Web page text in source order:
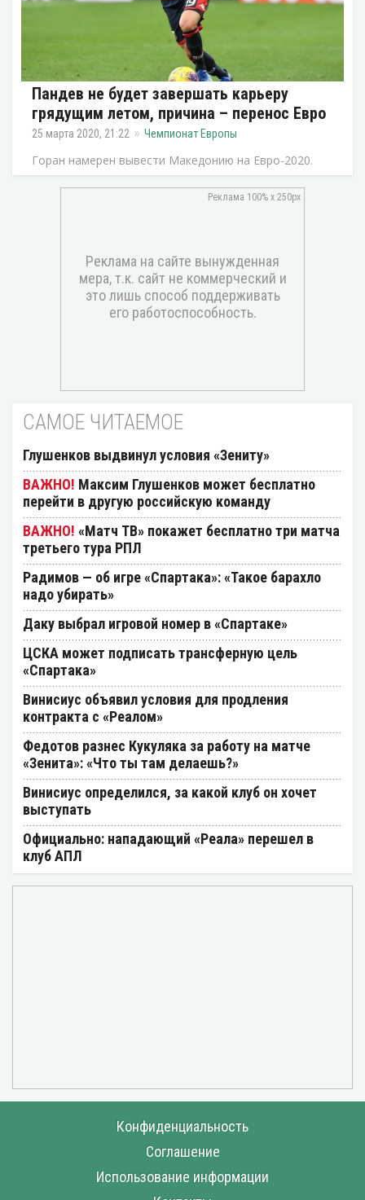
Пандев не будет завершать карьеру
грядущим летом, причина – перенос Евро
25 марта 2020, 21:22 Чемпионат Европы
Горан намерен вывести Македонию на Евро-2020.
САМОЕ ЧИТАЕМОЕ
Глушенков выдвинул условия «Зениту»
Максим Глушенков может бесплатно
перейти в другую российскую команду
«Матч ТВ» покажет бесплатно три матча
третьего тура РПЛ
Радимов — об игре «Спартака»: «Такое барахло
надо убирать»
Даку выбрал игровой номер в «Спартаке»
ЦСКА может подписать трансферную цель
«Спартака»
Винисиус объявил условия для продления
контракта с «Реалом»
Федотов разнес Кукуляка за работу на матче
«Зенита»: «Что ты там делаешь?»
Винисиус определился, за какой клуб он хочет
выступать
Официально: нападающий «Реала» перешел в
клуб АПЛ
Конфиденциальность
Соглашение
Использование информации